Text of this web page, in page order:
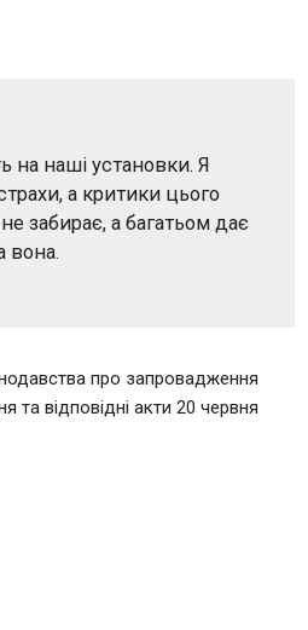
на наші установки. Я
а критики цього
забирає, а багатьом дає
вона.
про запровадження
та відповідні акти 20 червня